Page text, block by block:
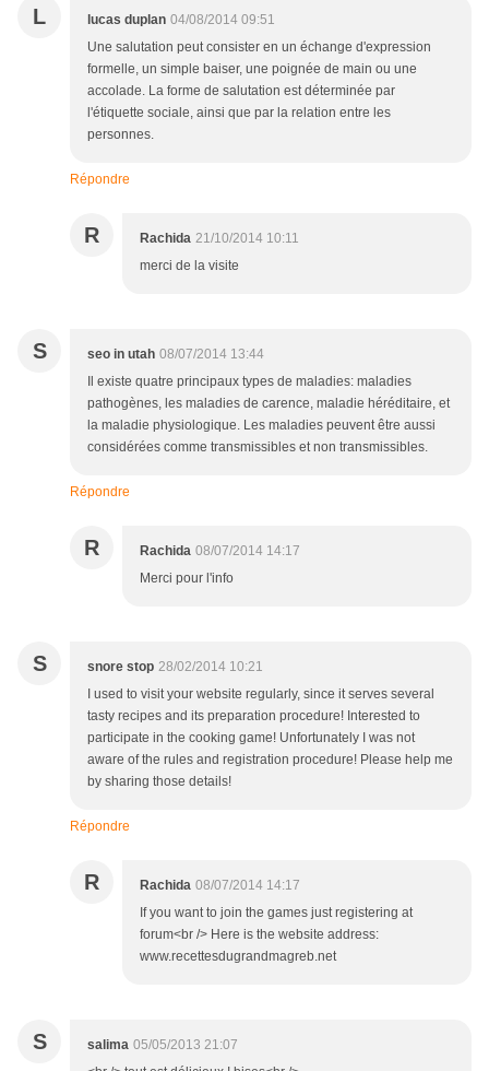
L lucas duplan 04/08/2014 09:51
Une salutation peut consister en un échange d'expression
formelle, un simple baiser, une poignée de main ou une
accolade. La forme de salutation est déterminée par
l'étiquette sociale, ainsi que par la relation entre les
personnes.
Répondre
R Rachida 21/10/2014 10:11
merci de la visite
S seo in utah 08/07/2014 13:44
Il existe quatre principaux types de maladies: maladies
pathogènes, les maladies de carence, maladie héréditaire, et
la maladie physiologique. Les maladies peuvent être aussi
considérées comme transmissibles et non transmissibles.
Répondre
R Rachida 08/07/2014 14:17
Merci pour l'info
S snore stop 28/02/2014 10:21
I used to visit your website regularly, since it serves several
tasty recipes and its preparation procedure! Interested to
participate in the cooking game! Unfortunately I was not
aware of the rules and registration procedure! Please help me
by sharing those details!
Répondre
R Rachida 08/07/2014 14:17
If you want to join the games just registering at
forum<br /> Here is the website address:
www.recettesdugrandmagreb.net
S salima 05/05/2013 21:07